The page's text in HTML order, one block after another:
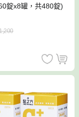
錠x8罐，共480錠)